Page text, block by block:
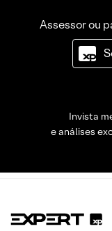
Assessor ou
Invista
e análises